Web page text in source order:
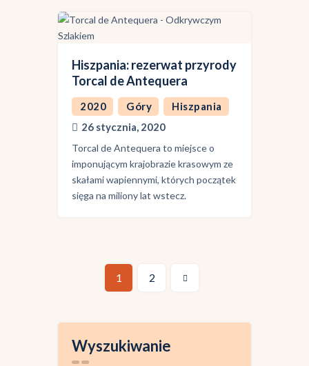
Hiszpania: rezerwat przyrody
Torcal de Antequera
2020 Góry
Hiszpania
26 stycznia, 2020
Torcal de Antequera to miejsce o
imponującym krajobrazie krasowym ze
skałami wapiennymi, których początek
sięga na miliony lat wstecz.
1 2
>
Wyszukiwanie